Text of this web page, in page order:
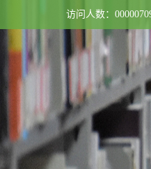
访问人数：